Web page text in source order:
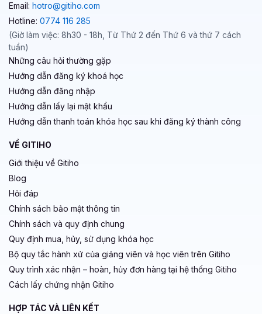
Email: hotro@gitiho.com
Hotline: 0774 116 285
(Giờ làm việc: 8h30 - 18h, Từ Thứ 2 đến Thứ 6 và thứ 7 cách
tuần)
Những câu hỏi thường gặp
Hướng dẫn đăng ký khoá học
Hướng dẫn đăng nhập
Hướng dẫn lấy lại mật khẩu
Hướng dẫn thanh toán khóa học sau khi đăng ký thành công
VỀ GITIHO
Giới thiệu về Gitiho
Blog
Hỏi đáp
Chính sách bảo mật thông tin
Chính sách và quy định chung
Quy định mua, hủy, sử dụng khóa học
Bộ quy tắc hành xử của giảng viên và học viên trên Gitiho
Quy trình xác nhận – hoàn, hủy đơn hàng tại hệ thống Gitiho
Cách lấy chứng nhận Gitiho
HỢP TÁC VÀ LIÊN KẾT